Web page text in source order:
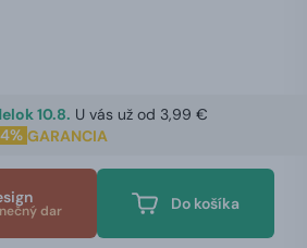
10.8. U vás už od 3,99 €
GARANCIA
dar Do košíka